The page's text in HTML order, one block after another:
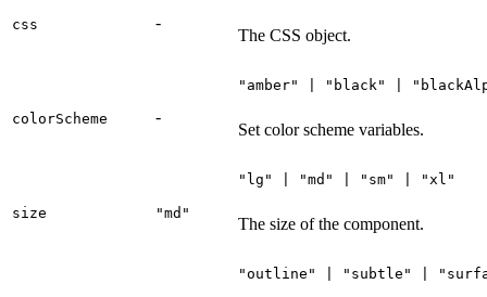
css -
The CSS object.
colorScheme -
"amber" | "black" |
Set color scheme variables.
size "md"
"lg" | "md" | "sm" | "xl"
The size of the component.
"outline" | "subtle" |